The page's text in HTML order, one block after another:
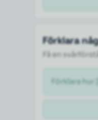
Förklara
Få en
Förklara